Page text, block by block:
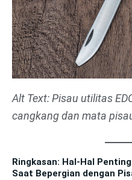
Alt Text: Pisau utilitas
cangkang dan mata
Ringkasan: Hal-Hal
Saat Bepergian dengan